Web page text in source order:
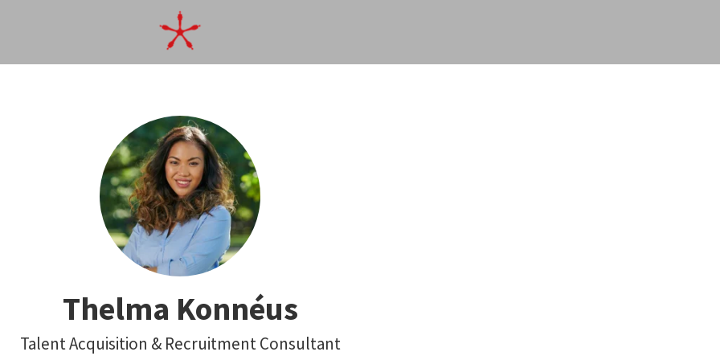
Thelma Konnéus
Talent Acquisition & Recruitment Consultant